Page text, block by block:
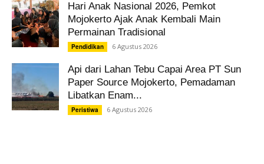
Hari Anak Nasional 2026, Pemkot
Mojokerto Ajak Anak Kembali Main
Permainan Tradisional
Pendidikan 6 Agustus 2026
Api dari Lahan Tebu Capai Area PT Sun
Paper Source Mojokerto, Pemadaman
Libatkan Enam...
Peristiwa 6 Agustus 2026